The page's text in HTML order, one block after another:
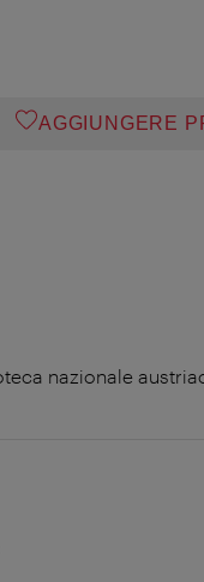
AGGIUNGERE
nazionale